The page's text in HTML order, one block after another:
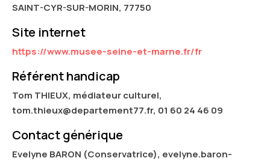
SAINT-CYR-SUR-MORIN, 77750
Site internet
https://www.musee-seine-et-marne.fr/fr
Référent handicap
Tom THIEUX, médiateur culturel,
tom.thieux@departement77.fr, 01 60 24 46 09
Contact générique
Evelyne BARON (Conservatrice), evelyne.baron-